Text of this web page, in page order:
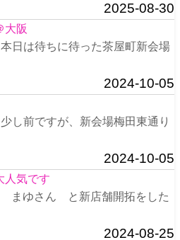
2025-08-30
大阪
日は待ちに待った茶屋町新会場
2024-10-05
し前ですが、新会場梅田東通り
2024-10-05
気です
まゆさん と新店舗開拓をした
2024-08-25